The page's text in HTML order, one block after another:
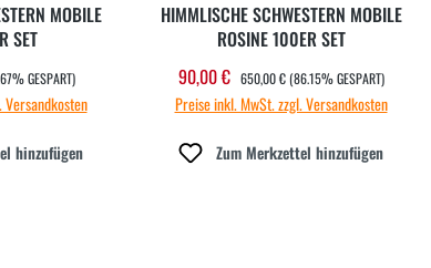
MOBILE
SET
GESPART)
hinzufügen
HIMMLISCHE SCHWESTERN MOBILE
ROSINE 100ER SET
Verkaufspreis:
90,00 € REGULÄRER PREIS:
650,00 € (86.15% GESPART)
Preise inkl. MwSt. zzgl. Versandkosten
Zum Merkzettel hinzufügen